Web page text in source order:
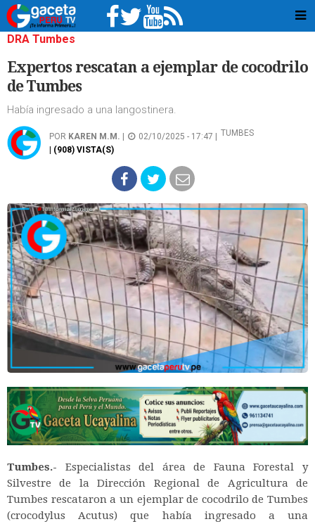
DRA Tumbes
Expertos rescatan a ejemplar de cocodrilo
de Tumbes
Había ingresado a una langostinera.
POR KAREN M.M. 02/10/2025 - 17:47 |
TUMBES
| (908) VISTA(S)
Tumbes.- Especialistas del área de Fauna Forestal y
Silvestre de la Dirección Regional de Agricultura de
Tumbes rescataron a un ejemplar de cocodrilo de Tumbes
(crocodylus Acutus) que había ingresado a una